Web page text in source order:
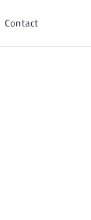
Contact